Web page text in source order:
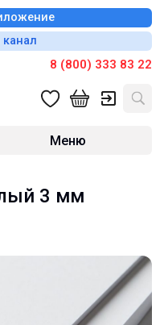
канал
8 (800) 333 83 22
Меню
3 мм